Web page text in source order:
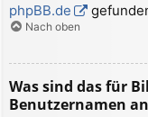
phpBB.de
Nach oben
Was sind das für
Benutzernamen